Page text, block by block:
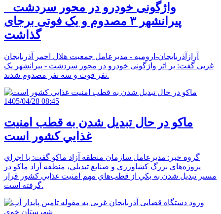
واژگونی خودرو در محور سردشت _
پیرانشهر ۳ مصدوم و یک فوتی برجای
گذاشت
آرازآذربایجان-ارومیه - مدیرعامل جمعیت هلال احمر آذربایجان
غربی گفت: بر اثر واژگونی خودرو در محور سردشت - پیرانشهر یک
نفر فوت و سه نفر مصدوم شدند.
1405/04/28 08:45
ماکو در حال تبديل شدن به قطب امنيت
غذايي کشور است
گروه خبر: مديرعامل سازمان منطقه آزاد ماکو گفت: با اجراي
پروژه‌هاي بزرگ کشاورزي و صنايع تبديلي، منطقه آزاد ماکو در
مسير تبديل شدن به يکي از قطب‌هاي مهم امنيت غذايي کشور قرار
گرفته است.